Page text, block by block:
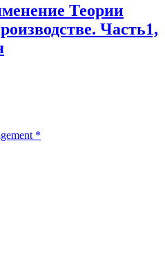
Теории
Часть1,
*